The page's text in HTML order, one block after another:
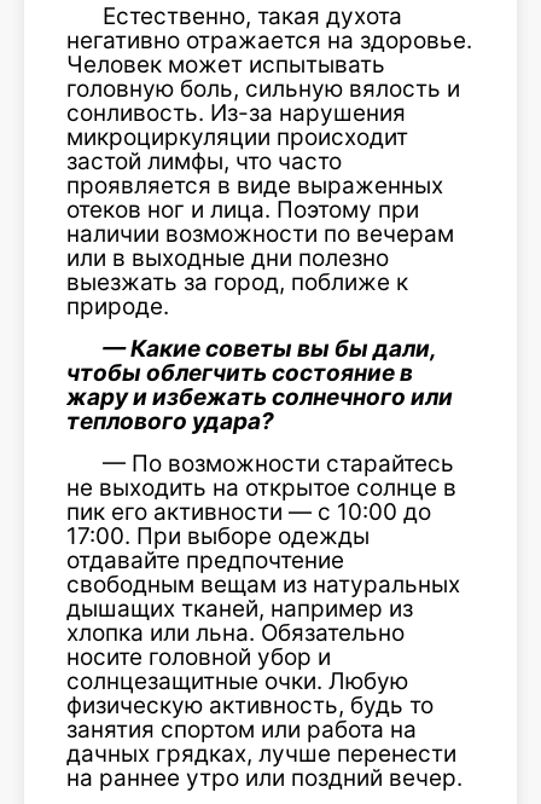
Естественно, такая духота
негативно отражается на здоровье.
Человек может испытывать
головную боль, сильную вялость и
сонливость. Из-за нарушения
микроциркуляции происходит
застой лимфы, что часто
проявляется в виде выраженных
отеков ног и лица. Поэтому при
наличии возможности по вечерам
или в выходные дни полезно
выезжать за город, поближе к
природе.
— Какие советы вы бы дали,
чтобы облегчить состояние в
жару и избежать солнечного или
теплового удара?
— По возможности старайтесь
не выходить на открытое солнце в
пик его активности — с 10:00 до
17:00. При выборе одежды
отдавайте предпочтение
свободным вещам из натуральных
дышащих тканей, например из
хлопка или льна. Обязательно
носите головной убор и
солнцезащитные очки. Любую
физическую активность, будь то
занятия спортом или работа на
дачных грядках, лучше перенести
на раннее утро или поздний вечер.